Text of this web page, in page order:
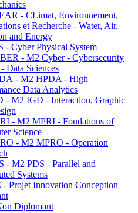
- CLimat, Environnement,
et Recherche - Water, Air,
and Energy
- Cyber Physical System
- M2 Cyber - Cybersecurity
Data Sciences
- M2 HPDA - High
Data Analytics
- M2 IGD - Interaction, Graphic
- M2 MPRI - Foudations of
Science
- M2 MPRO - Operation
- M2 PDS - Parallel and
Systems
- Projet Innovation Conception
Diplomant